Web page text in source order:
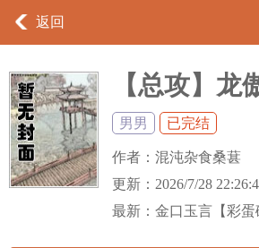
返回
【总攻】
男男 已完结
作者： 混沌杂食桑葚
更新： 2026/7/28
最新： 金口玉言【彩蛋